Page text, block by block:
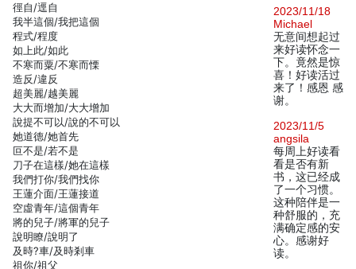
徑自/逕自
我半這個/我把這個
程式/程度
如上此/如此
不寒而粟/不寒而慄
造反/違反
超美麗/越美麗
大大而增加/大大增加
說提不可以/說的不可以
她道德/她首先
叵不是/若不是
刀子在這樣/她在這樣
我們打你/我們找你
王蓮介面/王蓮接道
空虛青年/這個青年
將的兒子/將軍的兒子
說明瞭/說明了
及時?車/及時剎車
祖你/祖父
2023/11/18
Michael
无意间想起过
来好读怀念一
下。竟然是惊
喜！好读活过
来了！感恩 感
谢。
2023/11/5
angsila
每周上好读看
看是否有新
书，这已经成
了一个习惯。
这种陪伴是一
种舒服的，充
满确定感的安
心。感谢好
读。